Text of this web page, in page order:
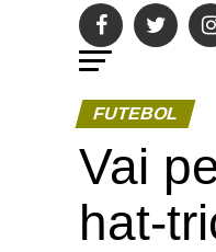
FUTEBOL
Vai
hat-